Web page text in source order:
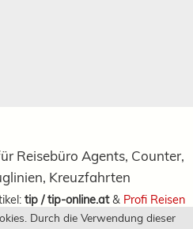
Durch die Verwendung dieser
Reisebüro Agents, Counter,
Kreuzfahrten
tip / tip-online.at& Profi Reisen
m.b.H.